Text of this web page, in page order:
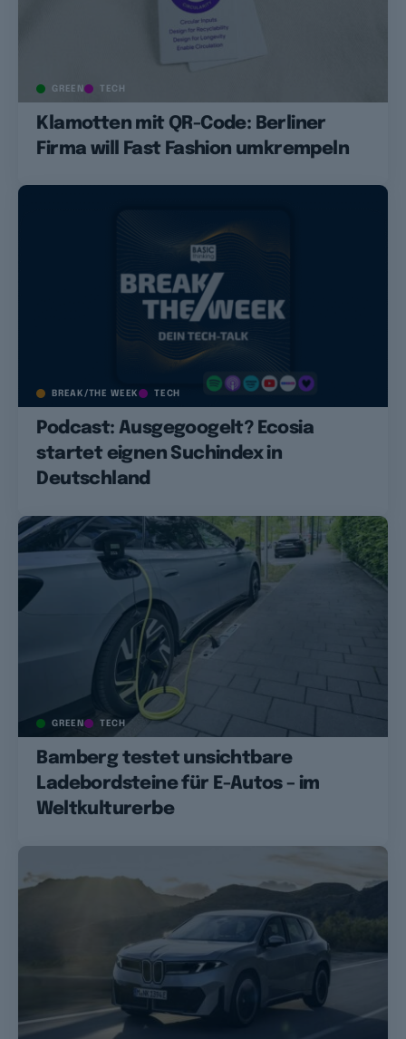
GREEN TECH
Klamotten mit QR-Code: Berliner
Firma will Fast Fashion umkrempeln
BREAK/THE WEEK TECH
Podcast: Ausgegoogelt? Ecosia
startet eignen Suchindex in
Deutschland
GREEN TECH
Bamberg testet unsichtbare
Ladebordsteine für E-Autos – im
Weltkulturerbe